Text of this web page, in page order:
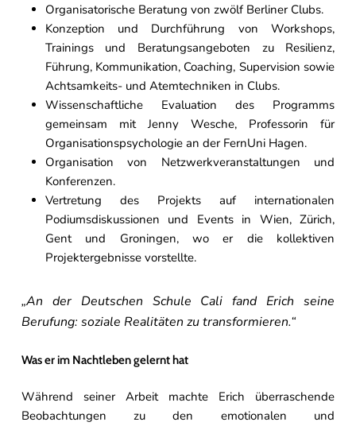
Organisatorische Beratung von zwölf Berliner Clubs.
Konzeption und Durchführung von Workshops,
Trainings und Beratungsangeboten zu Resilienz,
Führung, Kommunikation, Coaching, Supervision sowie
Achtsamkeits- und Atemtechniken in Clubs.
Wissenschaftliche Evaluation des Programms
gemeinsam mit Jenny Wesche, Professorin für
Organisationspsychologie an der FernUni Hagen.
Organisation von Netzwerkveranstaltungen und
Konferenzen.
Vertretung des Projekts auf internationalen
Podiumsdiskussionen und Events in Wien, Zürich,
Gent und Groningen, wo er die kollektiven
Projektergebnisse vorstellte.
„An der Deutschen Schule Cali fand Erich seine
Berufung: soziale Realitäten zu transformieren.“
Was er im Nachtleben gelernt hat
Während seiner Arbeit machte Erich überraschende
Beobachtungen zu den emotionalen und